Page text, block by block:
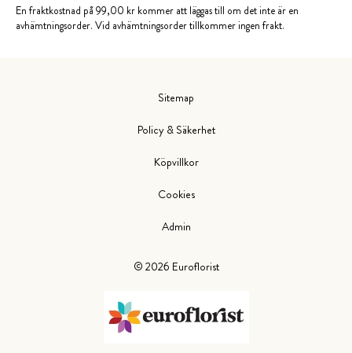
En fraktkostnad på 99,00 kr kommer att läggas till om det inte är en
avhämtningsorder. Vid avhämtningsorder tillkommer ingen frakt.
© 2026 Euroflorist
Sitemap
Policy & Säkerhet
Köpvillkor
Cookies
Admin